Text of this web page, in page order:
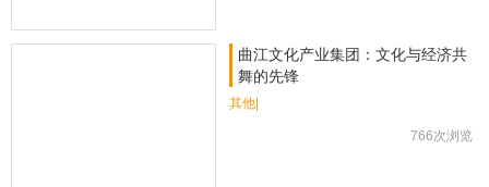
曲江文化产业集团：文化与经济共
舞的先锋
其他|
766次浏览